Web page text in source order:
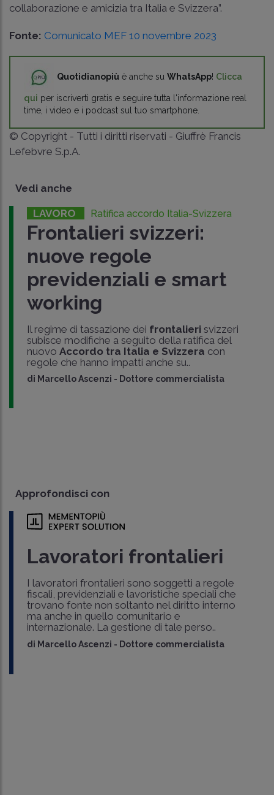
collaborazione e amicizia tra Italia e Svizzera”.
Fonte: Comunicato MEF 10 novembre 2023
Quotidianopiù è anche su WhatsApp! Clicca
qui per iscriverti gratis e seguire tutta l'informazione real
time, i video e i podcast sul tuo smartphone.
© Copyright - Tutti i diritti riservati - Giuffrè Francis
Lefebvre S.p.A.
Vedi anche
LAVORO Ratifica accordo Italia-Svizzera
Frontalieri svizzeri:
nuove regole
previdenziali e smart
working
Il regime di tassazione dei frontalierisvizzeri
subisce modifiche a seguito della ratifica del
nuovo Accordo tra Italia e Svizzera con
regole che hanno impatti anche su..
di Marcello Ascenzi - Dottore commercialista
Approfondisci con
Lavoratori frontalieri
I lavoratori frontalieri sono soggetti a regole
fiscali, previdenziali e lavoristiche speciali che
trovano fonte non soltanto nel diritto interno
ma anche in quello comunitario e
internazionale. La gestione di tale perso..
di Marcello Ascenzi - Dottore commercialista